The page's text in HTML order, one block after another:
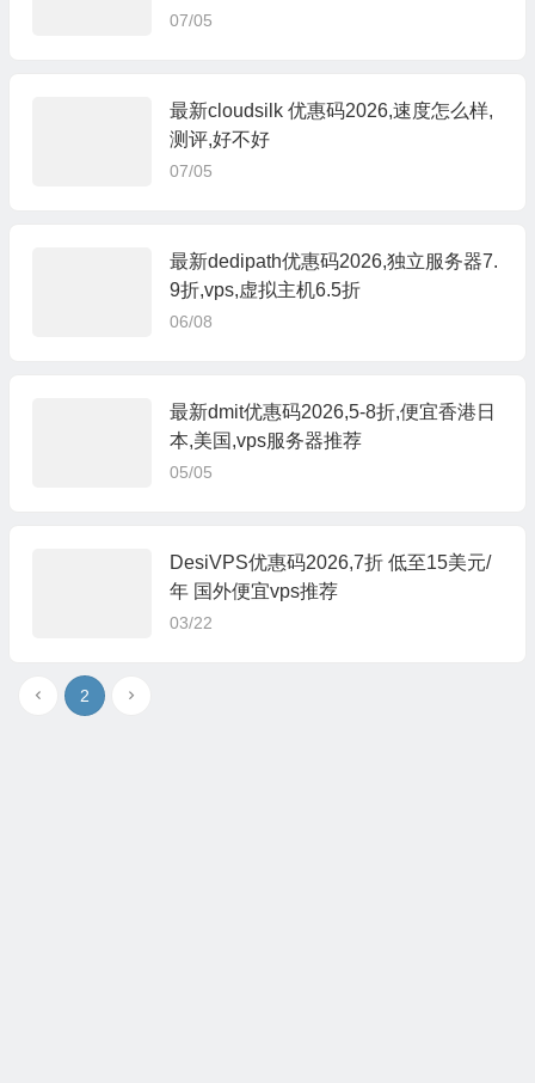
07/05
最新cloudsilk 优惠码2026,速度怎么样,
测评,好不好
07/05
最新dedipath优惠码2026,独立服务器7.
9折,vps,虚拟主机6.5折
06/08
最新dmit优惠码2026,5-8折,便宜香港日
本,美国,vps服务器推荐
05/05
DesiVPS优惠码2026,7折 低至15美元/
年 国外便宜vps推荐
03/22
2